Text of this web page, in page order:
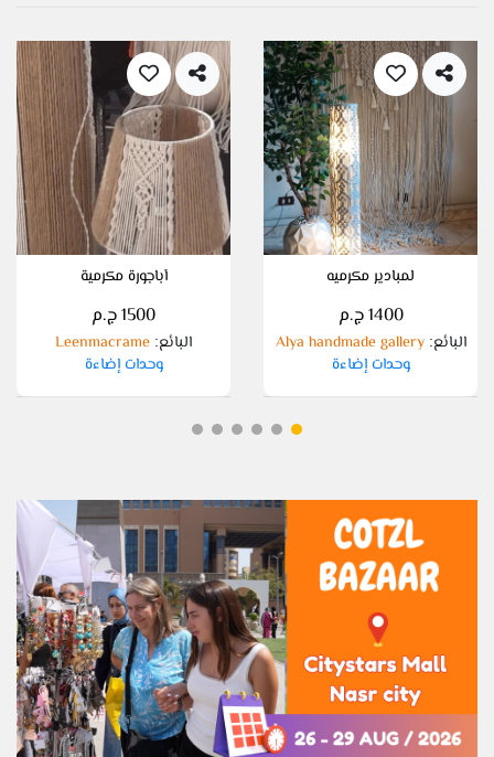
لمبادير مكرميه
1400 ج.م
البائع:
Alya handmade gallery
وحدات إضاءة
أباجورة مكرمية
1500 ج.م
البائع:
Leenmacrame
وحدات إضاءة